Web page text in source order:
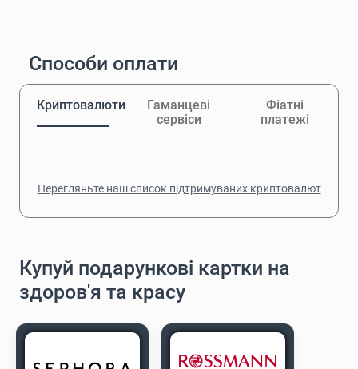
Способи оплати
Криптовалюти
Гаманцеві
сервіси
Фіатні
платежі
Перегляньте наш список підтримуваних криптовалют
Купуй подарункові картки на
здоров'я та красу